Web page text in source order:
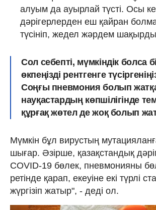
алуым да ауырлай түсті. Осы
дәрігерлерден еш қайран
түсініп, жедел жәрдем
Сол себепті, мүмкіндік болса
өкпеңізді рентгенге
Соңғы пневмония болып
науқастардың көпшілігінде
құрғақ жөтел де жоқ болып
Мүмкін бұл вирустың
шығар. Әзірше, қазақстандық
COVID-19 бөлек, пневмонияны
ретінде қарап, екеуіне екі түрлі
жүргізіп жатыр", - деді ол.